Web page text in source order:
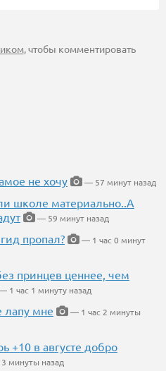
, чтобы комментировать
не хочу
— 57 минут назад
школе материально..А
— 59 минут назад
пропал?
— 1 час 0 минут
принцев ценнее, чем
1 час 1 минуту назад
лапу мне
— 1 час 2 минуты
+10 в августе добро
минуты назад